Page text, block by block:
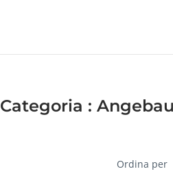
Categoria :
Ordina per